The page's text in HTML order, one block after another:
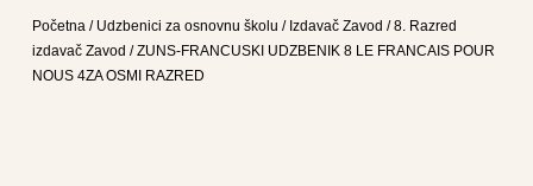
Početna / Udzbenici za osnovnu školu / Izdavač Zavod /8. Razred
izdavač Zavod / ZUNS-FRANCUSKI UDZBENIK 8 LE FRANCAIS POUR
NOUS 4ZA OSMI RAZRED